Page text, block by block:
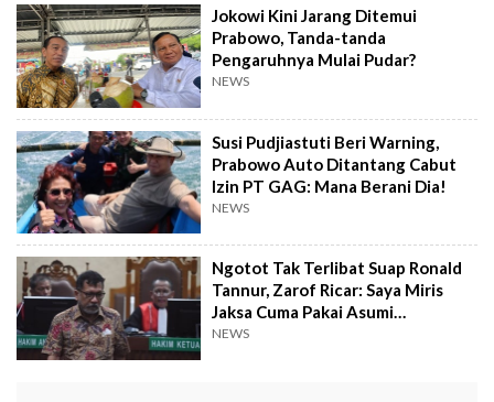
Jokowi Kini Jarang Ditemui
Prabowo, Tanda-tanda
Pengaruhnya Mulai Pudar?
NEWS
Susi Pudjiastuti Beri Warning,
Prabowo Auto Ditantang Cabut
Izin PT GAG: Mana Berani Dia!
NEWS
Ngotot Tak Terlibat Suap Ronald
Tannur, Zarof Ricar: Saya Miris
Jaksa Cuma Pakai Asumi
Ketimbang...
NEWS